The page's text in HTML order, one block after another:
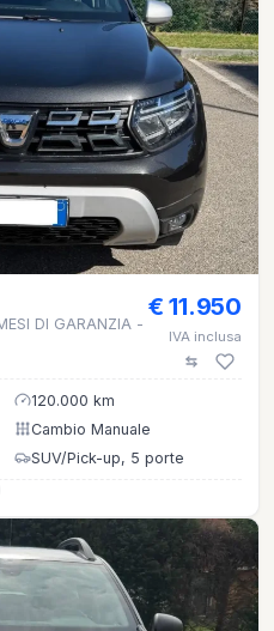
DI GARANZIA -
€ 11.950
IVA inclusa
120.000 km
Cambio Manuale
SUV/Pick-up, 5 porte